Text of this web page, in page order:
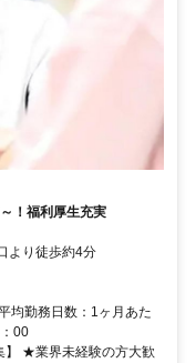
！福利厚生充実
より徒歩約4分
均勤務日数：1ヶ月あた
00
】 ★業界未経験の方大歓